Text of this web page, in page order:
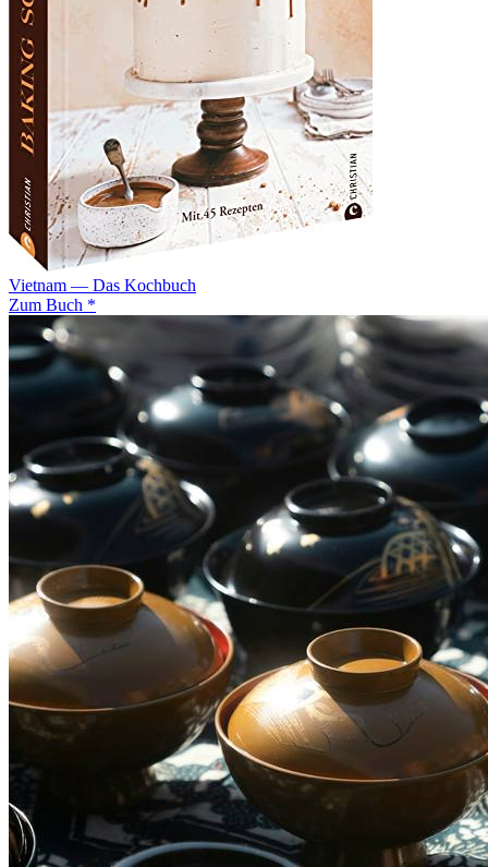
Vietnam — Das Kochbuch
Zum Buch *